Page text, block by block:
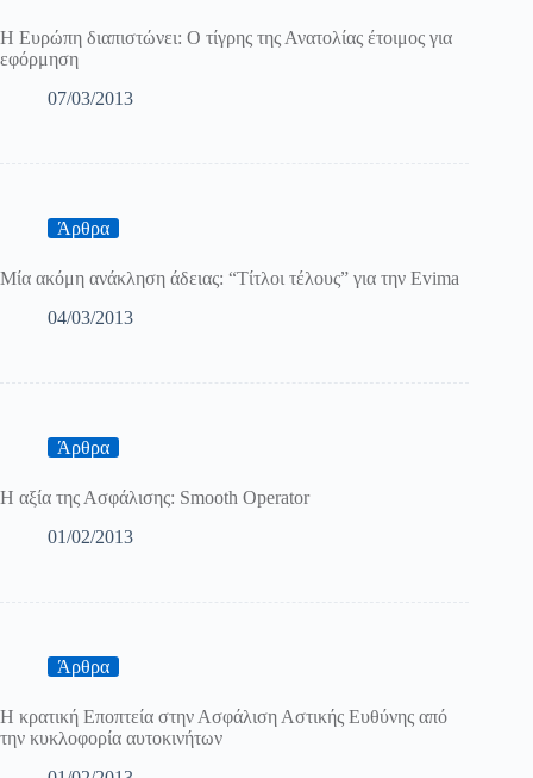
Η Ευρώπη διαπιστώνει: Ο τίγρης της Ανατολίας έτοιμος για
εφόρμηση
07/03/2013
Άρθρα
Μία ακόμη ανάκληση άδειας: “Τίτλοι τέλους” για την Evima
04/03/2013
Άρθρα
Η αξία της Ασφάλισης: Smooth Operator
01/02/2013
Άρθρα
Η κρατική Εποπτεία στην Ασφάλιση Αστικής Ευθύνης από
την κυκλοφορία αυτοκινήτων